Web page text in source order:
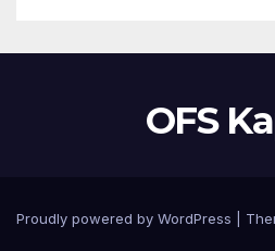
OFS
Proudly powered by WordPress